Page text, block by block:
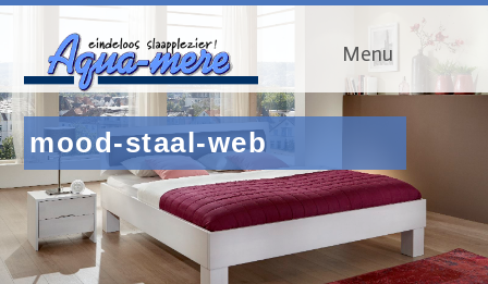
Menu
mood-staal-web